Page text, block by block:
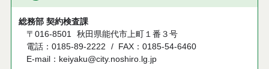
総務部 契約検査課
〒016-8501 秋田県能代市上町１番３号
電話：0185-89-2222
FAX：0185-54-6460
E-mail：keiyaku@city.noshiro.lg.jp